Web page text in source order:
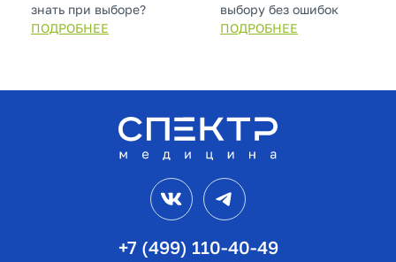
знать при выборе?
ПОДРОБНЕЕ
выбору без ошибок
ПОДРОБНЕЕ
+7 (499) 110-40-49
VK